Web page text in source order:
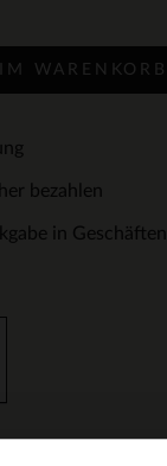
IM WARENKORB
bezahlen
in Geschäften